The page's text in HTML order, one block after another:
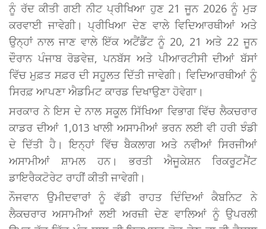
ਨੂੰ ਰੱਦ ਕੀਤੀ ਗਈ ਨੀਟ ਪ੍ਰੀਖਿਆ ਹੁਣ 21 ਜੂਨ 2026 ਨੂੰ ਮੁੜ
ਕਰਵਾਈ ਜਾਵੇਗੀ। ਪ੍ਰੀਖਿਆ ਦੇਣ ਵਾਲੇ ਵਿਦਿਆਰਥੀਆਂ ਅਤੇ
ਉਨ੍ਹਾਂ ਨਾਲ ਜਾਣ ਵਾਲੇ ਇੱਕ ਅਟੈਂਡੈਂਟ ਨੂੰ 20, 21 ਅਤੇ 22 ਜੂਨ
ਦੌਰਾਨ ਪੰਜਾਬ ਰੋਡਵੇਜ਼, ਪਨਬੱਸ ਅਤੇ ਪੀਆਰਟੀਸੀ ਦੀਆਂ ਬੱਸਾਂ
ਵਿੱਚ ਮੁਫ਼ਤ ਸਫ਼ਰ ਦੀ ਸਹੂਲਤ ਦਿੱਤੀ ਜਾਵੇਗੀ। ਵਿਦਿਆਰਥੀਆਂ ਨੂੰ
ਸਿਰਫ਼ ਆਪਣਾ ਐਡਮਿਟ ਕਾਰਡ ਦਿਖਾਉਣਾ ਹੋਵੇਗਾ।
ਸਰਕਾਰ ਨੇ ਇਸ ਦੇ ਨਾਲ ਸਕੂਲ ਸਿੱਖਿਆ ਵਿਭਾਗ ਵਿੱਚ ਲੈਕਚਰਾਰ
ਕਾਡਰ ਦੀਆਂ 1,013 ਖਾਲੀ ਅਸਾਮੀਆਂ ਭਰਨ ਲਈ ਵੀ ਹਰੀ ਝੰਡੀ
ਦੇ ਦਿੱਤੀ ਹੈ। ਇਨ੍ਹਾਂ ਵਿੱਚ ਬੈਕਲਾਗ ਅਤੇ ਨਵੀਆਂ ਸਿਰਜੀਆਂ
ਅਸਾਮੀਆਂ ਸ਼ਾਮਲ ਹਨ। ਭਰਤੀ ਐਜੂਕੇਸ਼ਨ ਰਿਕਰੂਟਮੈਂਟ
ਡਾਇਰੈਕਟੋਰੇਟ ਰਾਹੀਂ ਕੀਤੀ ਜਾਵੇਗੀ।
ਨੌਜਵਾਨ ਉਮੀਦਵਾਰਾਂ ਨੂੰ ਵੱਡੀ ਰਾਹਤ ਦਿੰਦਿਆਂ ਕੈਬਨਿਟ ਨੇ
ਲੈਕਚਰਾਰ ਅਸਾਮੀਆਂ ਲਈ ਅਰਜ਼ੀ ਦੇਣ ਵਾਲਿਆਂ ਨੂੰ ਉਪਰਲੀ